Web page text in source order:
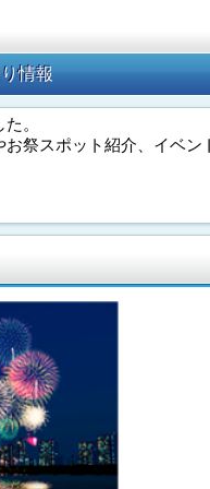
情報
。
祭スポット紹介、イベン